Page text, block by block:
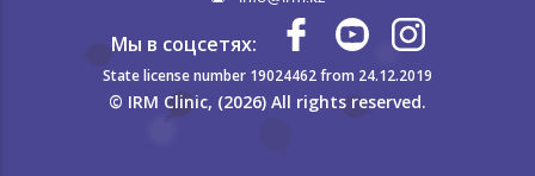
Мы в соцсетях:
State license number 19024462 from 24.12.2019
© IRM Clinic, (2026) All rights reserved.